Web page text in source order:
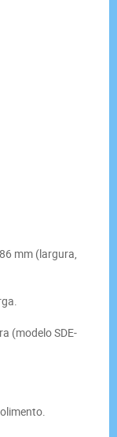
mm (largura,
(modelo SDE-